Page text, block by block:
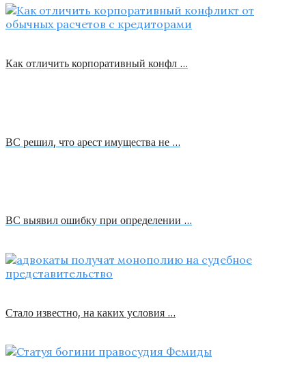
Как отличить корпоративный конфл …
ВС решил, что арест имущества не …
ВС выявил ошибку при определении …
Стало известно, на каких условия …